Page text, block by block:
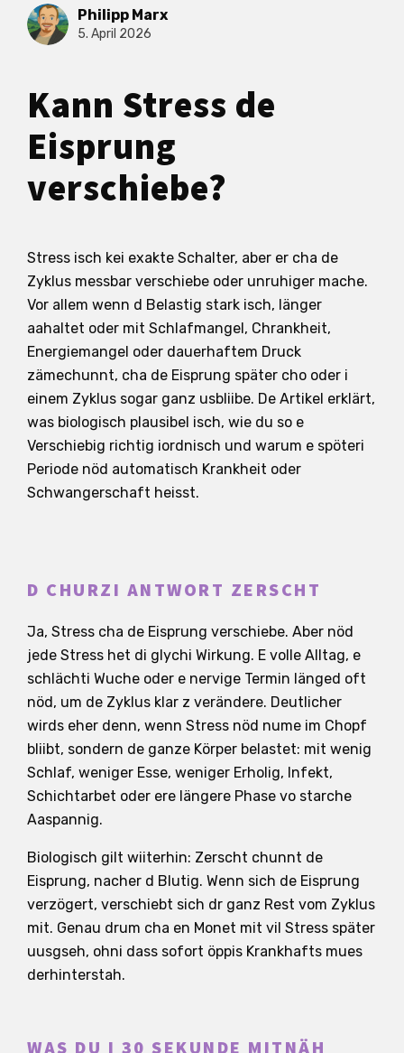
Philipp Marx
5. April 2026
Kann Stress de
Eisprung
verschiebe?
Stress isch kei exakte Schalter, aber er cha de
Zyklus messbar verschiebe oder unruhiger mache.
Vor allem wenn d Belastig stark isch, länger
aahaltet oder mit Schlafmangel, Chrankheit,
Energiemangel oder dauerhaftem Druck
zämechunnt, cha de Eisprung später cho oder i
einem Zyklus sogar ganz usbliibe. De Artikel erklärt,
was biologisch plausibel isch, wie du so e
Verschiebig richtig iordnisch und warum e spöteri
Periode nöd automatisch Krankheit oder
Schwangerschaft heisst.
D CHURZI ANTWORT ZERSCHT
Ja, Stress cha de Eisprung verschiebe. Aber nöd
jede Stress het di glychi Wirkung. E volle Alltag, e
schlächti Wuche oder e nervige Termin länged oft
nöd, um de Zyklus klar z verändere. Deutlicher
wirds eher denn, wenn Stress nöd nume im Chopf
bliibt, sondern de ganze Körper belastet: mit wenig
Schlaf, weniger Esse, weniger Erholig, Infekt,
Schichtarbet oder ere längere Phase vo starche
Aaspannig.
Biologisch gilt wiiterhin: Zerscht chunnt de
Eisprung, nacher d Blutig. Wenn sich de Eisprung
verzögert, verschiebt sich dr ganz Rest vom Zyklus
mit. Genau drum cha en Monet mit vil Stress später
uusgseh, ohni dass sofort öppis Krankhafts mues
derhinterstah.